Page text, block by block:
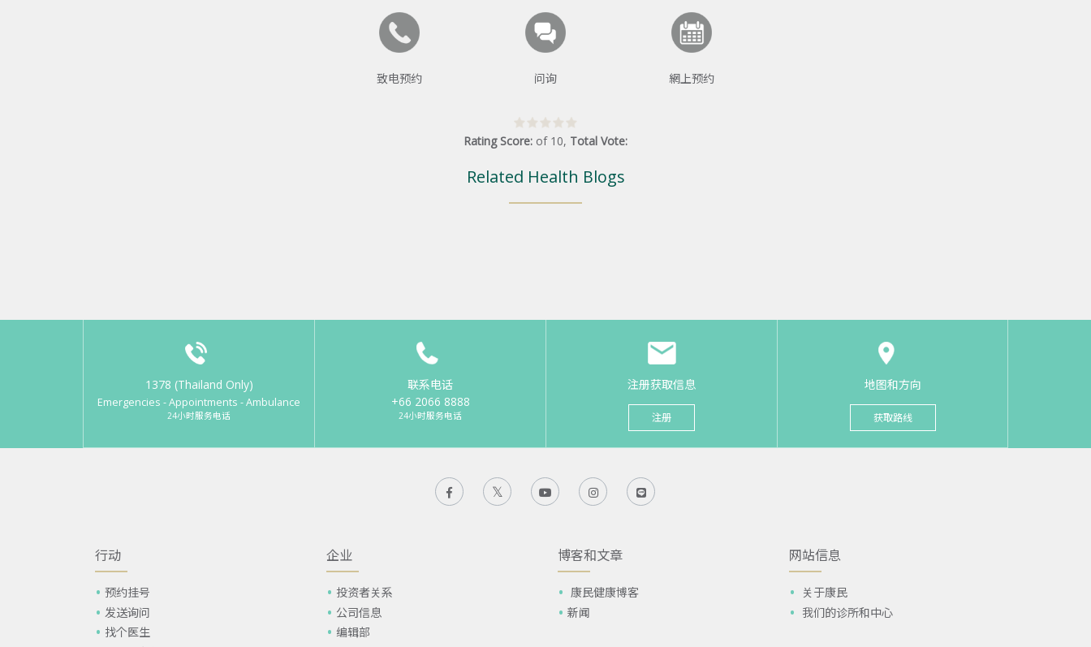
致电预约 问询 網上预约
Rating Score: of 10, Total Vote:
Related Health Blogs
1378 (Thailand Only)
Emergencies - Appointments - Ambulance
24小时服务电话
联系电话
+66 2066 8888
24小时服务电话
注册获取信息
注册
地图和方向
获取路线
行动
预约挂号
发送询问
找个医生
企业
投资者关系
公司信息
编辑部
博客和文章
康民健康博客
新闻
网站信息
关于康民
我们的诊所和中心